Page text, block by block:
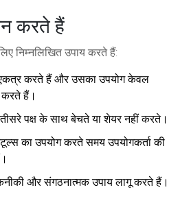
करते हैं
निम्नलिखित उपाय करते हैं:
करते हैं और उसका उपयोग केवल
हैं।
पक्ष के साथ बेचते या शेयर नहीं करते।
का उपयोग करते समय उपयोगकर्ता की
और संगठनात्मक उपाय लागू करते हैं।